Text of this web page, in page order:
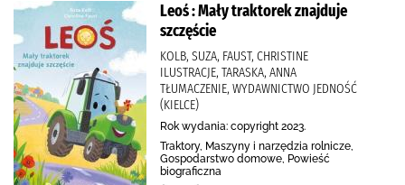
Leoś : Mały traktorek znajduje
szczęście
KOLB, SUZA, FAUST, CHRISTINE
ILUSTRACJE, TARASKA, ANNA
TŁUMACZENIE, WYDAWNICTWO JEDNOŚĆ
(KIELCE)
Rok wydania: copyright 2023.
Traktory, Maszyny i narzędzia rolnicze,
Gospodarstwo domowe, Powieść
biograficzna